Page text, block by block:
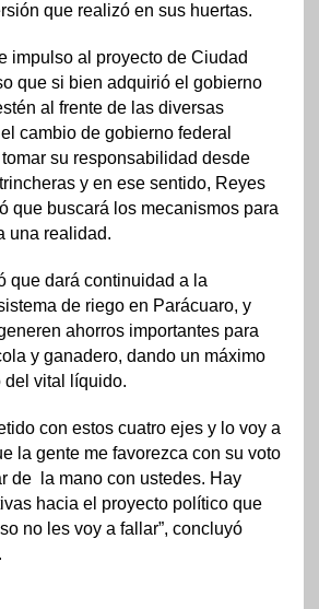
que realizó en sus huertas.
impulso al proyecto de Ciudad
que si bien adquirió el gobierno
al frente de las diversas
cambio de gobierno federal
su responsabilidad desde
y en ese sentido, Reyes
que buscará los mecanismos para
una realidad.
que dará continuidad a la
de riego en Parácuaro, y
ahorros importantes para
y ganadero, dando un máximo
del vital líquido.
con estos cuatro ejes y lo voy a
la gente me favorezca con su voto
de la mano con ustedes. Hay
hacia el proyecto político que
no les voy a fallar”, concluyó